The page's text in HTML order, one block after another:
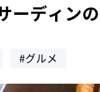
ーディン
#グルメ